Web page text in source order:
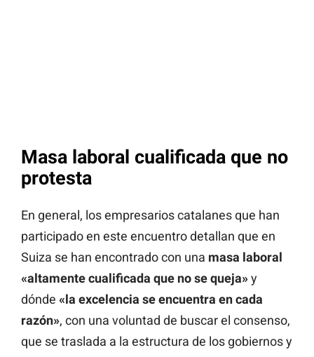
Masa laboral cualificada que no
protesta
En general, los empresarios catalanes que han
participado en este encuentro detallan que en
Suiza se han encontrado con una masa laboral
«altamente cualificada que no se queja»y
dónde «la excelencia se encuentra en cada
razón», con una voluntad de buscar el consenso,
que se traslada a la estructura de los gobiernos y